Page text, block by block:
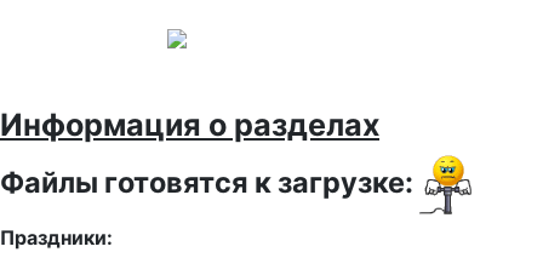
Информация о разделах
Файлы готовятся к загрузке:
Праздники: